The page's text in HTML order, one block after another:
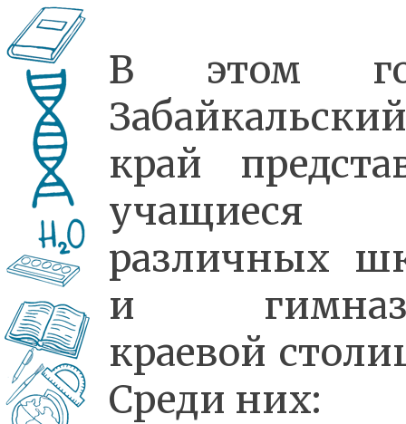
В этом
Забайкальский
край
учащиеся
различных
и
краевой
Среди них: